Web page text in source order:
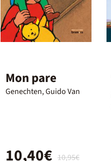
Mon pare
Genechten, Guido Van
10,95€
10,40€